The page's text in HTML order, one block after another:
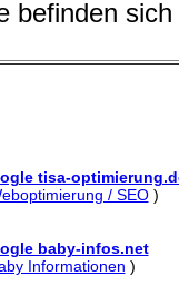
befinden
tisa-
/ SEO)
baby-infos.net
Informationen )